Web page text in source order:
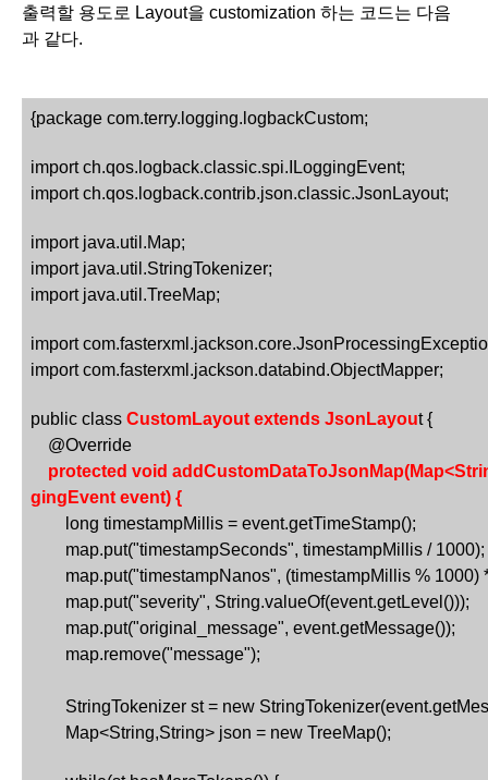
출력할 용도로 Layout을 customization 하는 코드는 다음
과 같다.
{package com.terry.logging.logbackCustom;
import ch.qos.logback.classic.spi.ILoggingEvent;
import ch.qos.logback.contrib.json.classic.JsonLayout;
import java.util.Map;
import java.util.StringTokenizer;
import java.util.TreeMap;
import
import com.fasterxml.jackson.databind.ObjectMapper;
public class CustomLayout extends JsonLayout {
@Override
protected void
gingEvent event) {
long timestampMillis = event.getTimeStamp();
map.put("timestampSeconds", timestampMillis / 1000);
map.put("timestampNanos", (timestampMillis % 1000)
map.put("severity", String.valueOf(event.getLevel()));
map.put("original_message", event.getMessage());
map.remove("message");
StringTokenizer st = new
Map<String,String> json = new TreeMap();